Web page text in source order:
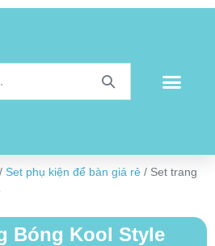
/ Set phụ kiện để bàn giá rẻ / Set trang
Bóng Kool Style